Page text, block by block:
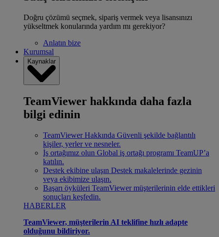
Doğru çözümü seçmek, sipariş vermek veya lisansınızı
yükseltmek konularında yardım mı gerekiyor?
Anlatın bize
Kurumsal
Kaynaklar
TeamViewer hakkında daha fazla
bilgi edinin
TeamViewer Hakkında Güvenli şekilde bağlantılı
kişiler, yerler ve nesneler.
İş ortağımız olun Global iş ortağı programı TeamUP’a
katılın.
Destek ekibine ulaşın Destek makalelerinde gezinin
veya ekibimize ulaşın.
Başarı öyküleri TeamViewer müşterilerinin elde ettikleri
sonuçları keşfedin.
HABERLER
TeamViewer, müşterilerin AI teklifine hızlı adapte
olduğunu bildiriyor.